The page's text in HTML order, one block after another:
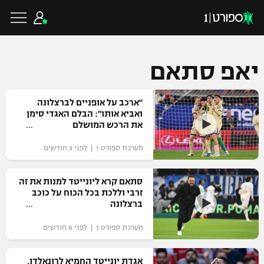
כדורגל ישראלי
ליגת העל
גביע הטוטו
ליגיונרים
גביע המדינה
כדורגל עולמי
ליגת האלופות
ליגה אירופית
ליגה אנגלית
כדורסל ישראלי
ליגת ווינר סל
ליגה לאומית
כדורסל עולמי
NBA
יאפ סתאם
"ארכב על אופניים לברצלונה
ואביא אותו": הבלם האגדי סימן
את הרכש המושלם
מערכת ספורט 1 | לפני 3 חודשים
סתאם קרא ליונייטד למנות את זה
זרבי וללכת בכל הכוח על כוכב
ברצלונה
מערכת ספורט 1 | לפני 6 חודשים
אגדת יונייטד החמיא לרונאלדו,